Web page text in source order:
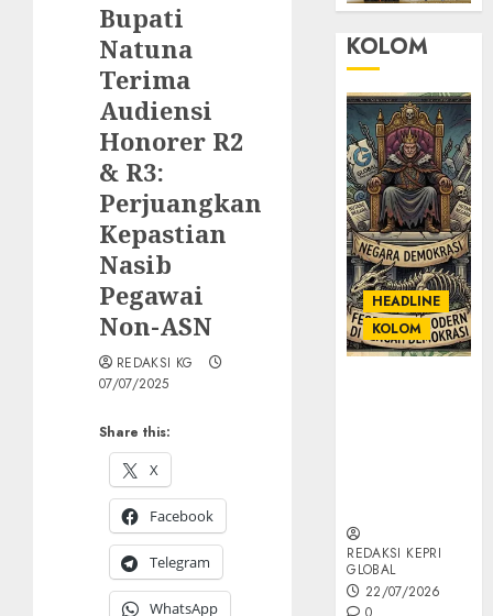
Bupati
Natuna
Terima
Audiensi
Honorer R2
& R3:
Perjuangkan
Kepastian
Nasib
Pegawai
Non-ASN
Share this:
X
Facebook
Telegram
WhatsApp
REDAKSI KG
07/07/2025
KOLOM
HEADLINE
KOLOM
REDAKSI KEPRI
GLOBAL
22/07/2026